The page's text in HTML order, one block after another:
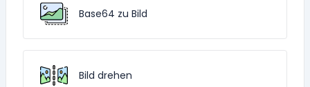
Base64 zu Bild
Bild drehen